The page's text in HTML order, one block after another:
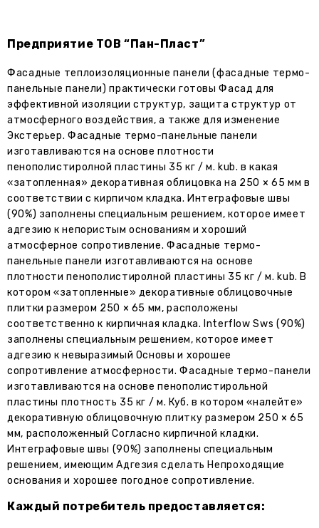
Предприятие ТОВ “Пан-Пласт”
Фасадные теплоизоляционные панели (фасадные термо-
панельные панели) практически готовы Фасад для
эффективной изоляции структур, защита структур от
атмосферного воздействия, а также для изменение
Экстерьер. Фасадные термо-панельные панели
изготавливаются на основе плотности
пенополистиролной пластины 35 кг / м. kub. в какая
«затопленная» декоративная облицовка на 250 × 65 мм в
соответствии с кирпичом кладка. Интеграфовые швы
(90%) заполнены специальным решением, которое имеет
адгезию к непористым основаниям и хороший
атмосферное сопротивление. Фасадные термо-
панельные панели изготавливаются на основе
плотности пенополистиролной пластины 35 кг / м. kub. В
котором «затопленные» декоративные облицовочные
плитки размером 250 × 65 мм, расположены
соответственно к кирпичная кладка. Interflow Sws (90%)
заполнены специальным решением, которое имеет
адгезию к невыразимый Основы и хорошее
сопротивление атмосферности. Фасадные термо-панели
изготавливаются на основе пенополистирольной
пластины плотность 35 кг / м. Куб. в котором «налейте»
декоративную облицовочную плитку размером 250 × 65
мм, расположенный Согласно кирпичной кладки.
Интеграфовые швы (90%) заполнены специальным
решением, имеющим Адгезия сделать Непроходящие
основания и хорошее погодное сопротивление.
Каждый потребитель предоставляется: